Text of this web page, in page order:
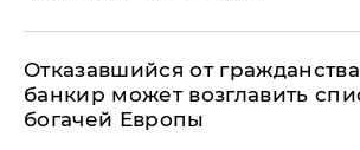
Отказавшийся от
банкир может возглавить
богачей Европы